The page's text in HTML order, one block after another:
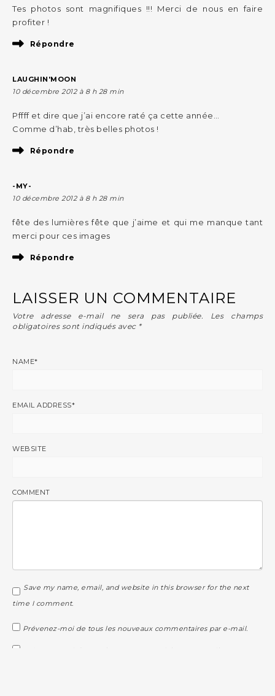
Tes photos sont magnifiques !!! Merci de nous en faire
profiter !
Répondre
LAUGHIN'MOON
10 décembre 2012 à 8 h 28 min
Pffff et dire que j’ai encore raté ça cette année…
Comme d’hab, très belles photos !
Répondre
-MY-
10 décembre 2012 à 8 h 28 min
fête des lumières fête que j’aime et qui me manque tant
merci pour ces images
Répondre
LAISSER UN COMMENTAIRE
Votre adresse e-mail ne sera pas publiée.
Les champs
obligatoires sont indiqués avec *
NAME*
EMAIL ADDRESS*
WEBSITE
COMMENT
Save my name, email, and website in this browser for the next
time I comment.
Prévenez-moi de tous les nouveaux commentaires par e-mail.
Prévenez-moi de tous les nouveaux articles par e-mail.